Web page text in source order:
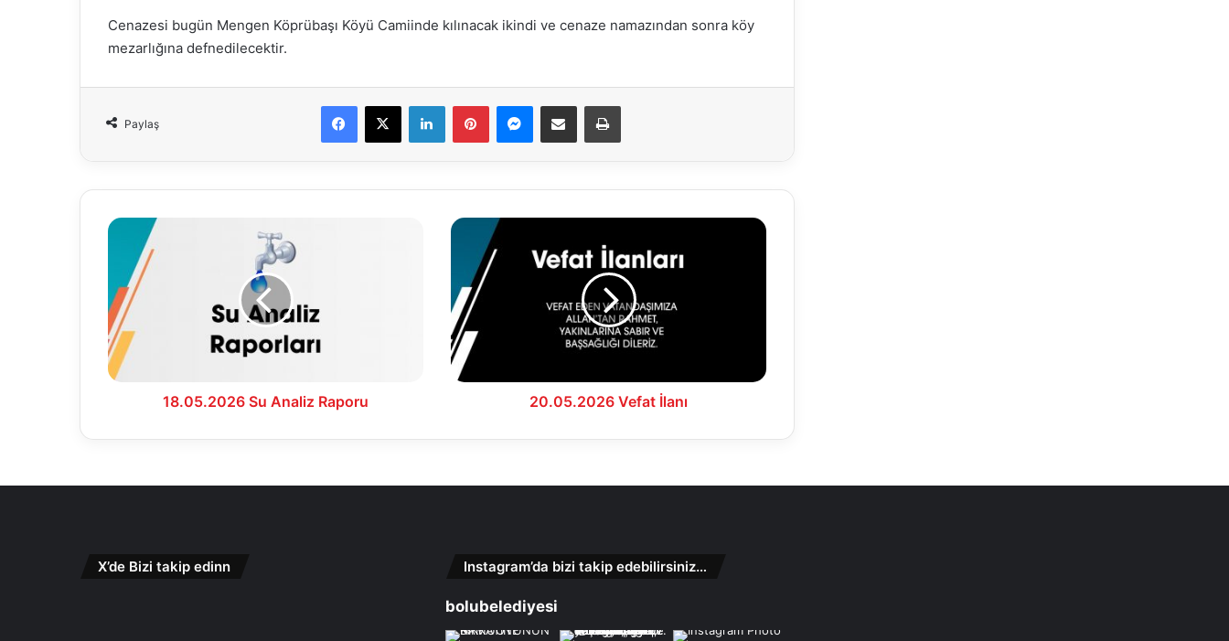
Cenazesi bugün Mengen Köprübaşı Köyü Camiinde kılınacak ikindi ve cenaze namazından sonra köy
mezarlığına defnedilecektir.
Paylaş
Facebook
X LinkedInPinterestMessenger
E-Mail ile paylaş Yazdır
18.05.2026
Analiz
Raporu
18.05.2026 Su Analiz Raporu
20.05.2026
20.05.2026 Vefat İlanı
X’de Bizi takip edinn Instagram’da bizi takip edebilirsiniz…
bolubelediyesi